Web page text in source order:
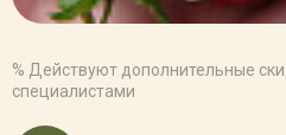
% Действуют дополнительные
специалистами